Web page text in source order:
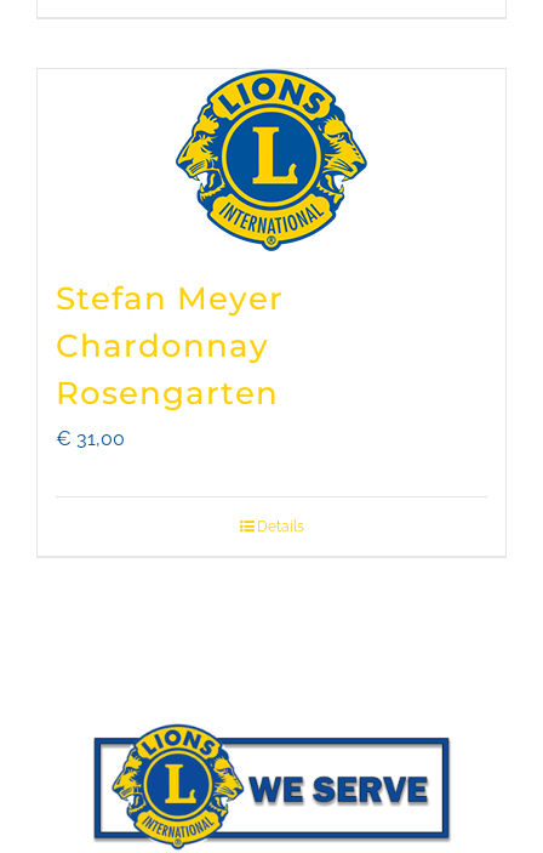
Stefan Meyer
Chardonnay
Rosengarten
€ 31,00
Details